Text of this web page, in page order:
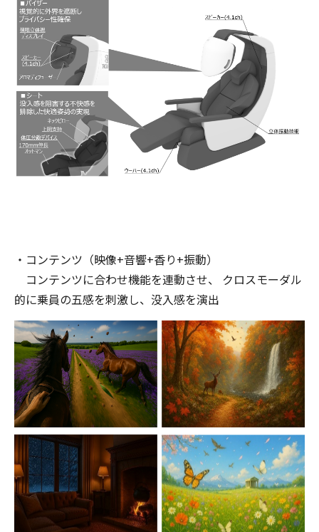
・コンテンツ（映像+音響+香り+振動）
コンテンツに合わせ機能を連動させ、 クロスモーダル
的に乗員の五感を刺激し、没入感を演出